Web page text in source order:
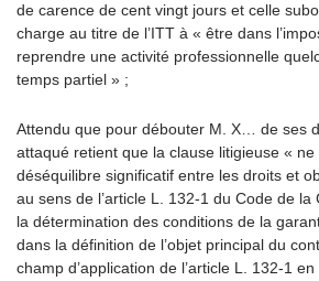
de carence de cent vingt jours et celle
charge au titre de l’ITT à « être dans
reprendre une activité professionnelle
temps partiel » ;
Attendu que pour débouter M. X… de ses
attaqué retient que la clause litigieuse «
déséquilibre significatif entre les droits et
au sens de l’article L. 132-1 du Code de
la détermination des conditions de la
dans la définition de l’objet principal du
champ d’application de l’article L. 132-1